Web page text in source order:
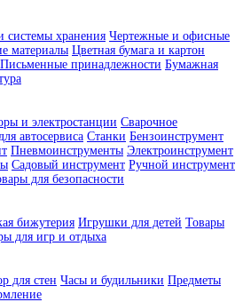
системы хранения Чертежные и офисные
материалы Цветная бумага и картон
Письменные принадлежности Бумажная
и электростанции Сварочное
автосервиса Станки Бензоинструмент
Пневмоинструменты Электроинструмент
Садовый инструмент Ручной инструмент
для безопасности
бижутерия Игрушки для детей Товары
для игр и отдыха
для стен Часы и будильники Предметы